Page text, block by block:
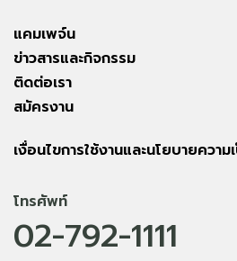
แคมเพจ์น
ข่าวสารและกิจกรรม
ติดต่อเรา
สมัครงาน
เงื่อนไขการใช้งานและนโยบายควา
โทรศัพท์
02-792-1111